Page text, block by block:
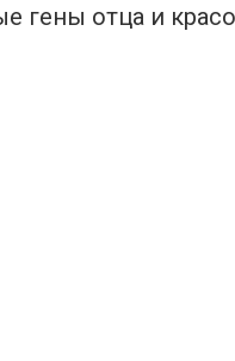
гены отца и